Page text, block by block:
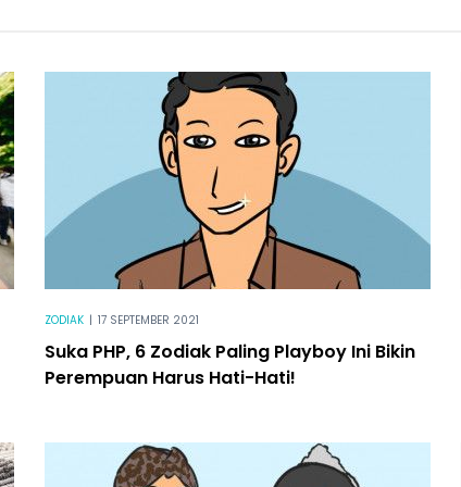
ZODIAK | 17 SEPTEMBER 2021
Suka PHP, 6 Zodiak Paling Playboy Ini Bikin
Perempuan Harus Hati-Hati!